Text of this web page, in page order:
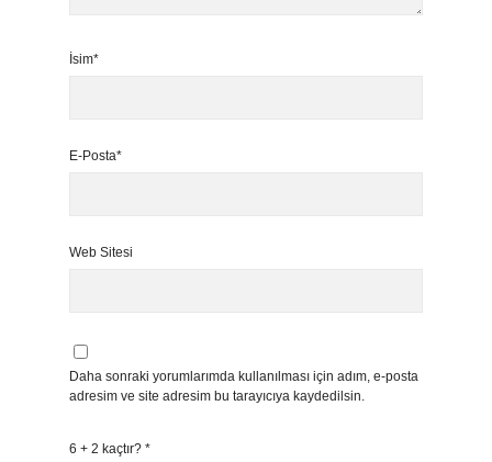
İsim*
E-Posta*
Web Sitesi
Daha sonraki yorumlarımda kullanılması için adım, e-posta
adresim ve site adresim bu tarayıcıya kaydedilsin.
6 + 2 kaçtır? *